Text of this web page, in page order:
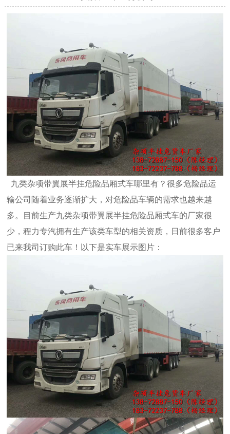
九类杂项带翼展半挂危险品厢式车哪里有？很多危险品运
输公司随着业务逐渐扩大，对危险品车辆的需求也越来越
多。目前生产九类杂项带翼展半挂危险品厢式车的厂家很
少，程力专汽拥有生产该类车型的相关资质，日前很多客户
已来我司订购此车！以下是实车展示图片：